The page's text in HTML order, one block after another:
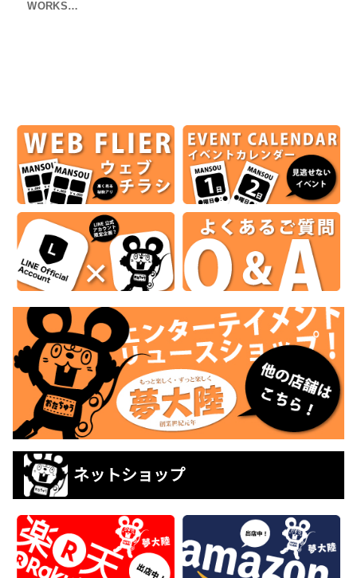
WORKS…
ネットショップ